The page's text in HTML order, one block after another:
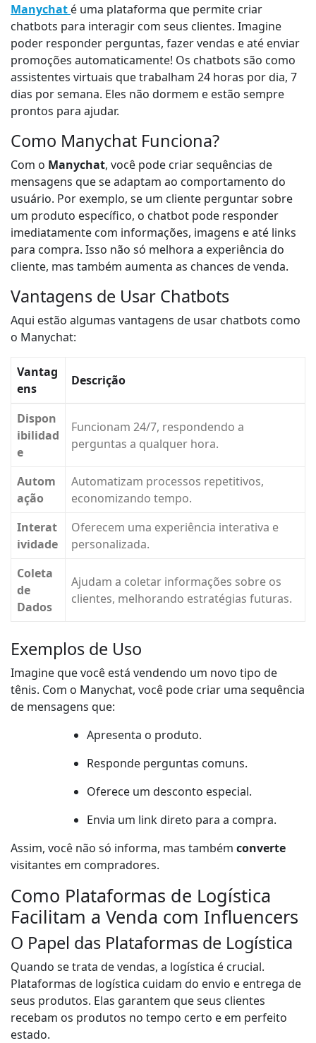
Manychat é uma plataforma que permite criar
chatbots para interagir com seus clientes. Imagine
poder responder perguntas, fazer vendas e até enviar
promoções automaticamente! Os chatbots são como
assistentes virtuais que trabalham 24 horas por dia, 7
dias por semana. Eles não dormem e estão sempre
prontos para ajudar.
Como Manychat Funciona?
Com o Manychat, você pode criar sequências de
mensagens que se adaptam ao comportamento do
usuário. Por exemplo, se um cliente perguntar sobre
um produto específico, o chatbot pode responder
imediatamente com informações, imagens e até links
para compra. Isso não só melhora a experiência do
cliente, mas também aumenta as chances de venda.
Vantagens de Usar Chatbots
Aqui estão algumas vantagens de usar chatbots como
o Manychat:
Vantag
ens
Descrição
Dispon
ibilidad
e
Funcionam 24/7, respondendo a
perguntas a qualquer hora.
Autom
ação
Automatizam processos repetitivos,
economizando tempo.
Interat
ividade
Oferecem uma experiência interativa e
personalizada.
Coleta
de
Dados
Ajudam a coletar informações sobre os
clientes, melhorando estratégias futuras.
Exemplos de Uso
Imagine que você está vendendo um novo tipo de
tênis. Com o Manychat, você pode criar uma sequência
de mensagens que:
Apresenta o produto.
Responde perguntas comuns.
Oferece um desconto especial.
Envia um link direto para a compra.
Assim, você não só informa, mas também converte
visitantes em compradores.
Como Plataformas de Logística
Facilitam a Venda com Influencers
O Papel das Plataformas de Logística
Quando se trata de vendas, a logística é crucial.
Plataformas de logística cuidam do envio e entrega de
seus produtos. Elas garantem que seus clientes
recebam os produtos no tempo certo e em perfeito
estado.